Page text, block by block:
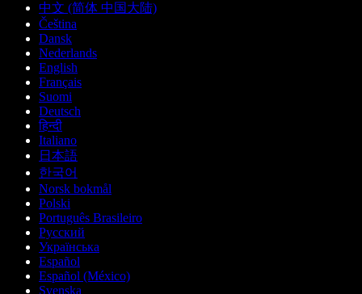
中文 (简体 中国大陆)
Čeština
Dansk
Nederlands
English
Français
Suomi
Deutsch
हिन्दी
Italiano
日本語
한국어
Norsk bokmål
Polski
Português Brasileiro
Русский
Українська
Español
Español (México)
Svenska